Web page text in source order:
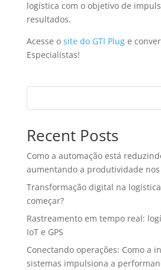
logística com o objetivo de
resultados.
Acesse o site do GTI Pluge
Especialistas!
Recent Posts
Como a automação está
aumentando a produtividade
Transformação digital na
começar?
Rastreamento em tempo real:
IoT e GPS
Conectando operações: Como a
sistemas impulsiona a